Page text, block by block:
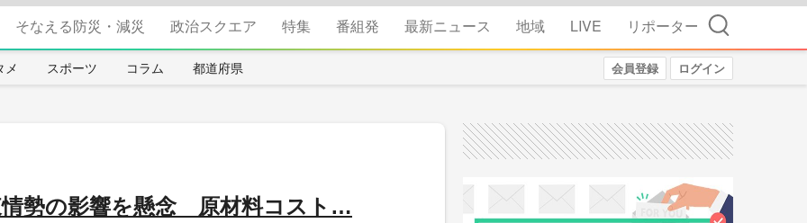
そなえる防災・減災 政治スクエア 特集 番組発 最新ニュース 地域 LIVE リポーター 検索
メ スポーツ コラム 都道府県 会員登録 ログイン
情勢の影響を懸念 原材料コスト…